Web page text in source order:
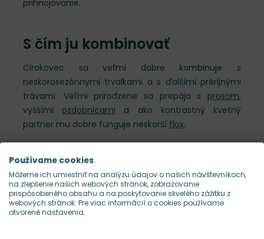
prihnojovanie.
S čím ju kombinovať
Cirokovec sa veľmi dobre kombinuje s
neskorosezónnymi trvalkami a s ďalšími prérijnými
trávami. Veľmi prirodzene sa prepája s prosom,
vyššími ozdobnicami a ako kontrastný kvetný
partner mu dobre funguje neskorší flox.
Často kladené otázky
Je cirokovec 'Indian Steel' vhodný do prérijnej
výsadby?
Potrebuje Sorghastrum 'Indian Steel' plné
Používame cookies
Môžeme ich umiestniť na analýzu údajov o našich návštevníkoch,
na zlepšenie našich webových stránok, zobrazovanie
prispôsobeného obsahu a na poskytovanie skvelého zážitku z
webových stránok. Pre viac informácií o cookies používame
otvorené nastavenia.